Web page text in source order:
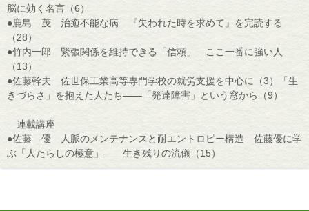
脳に効く名言（6）
●鹿島 茂 治癒不能な病 『失われた時を求めて』を完読する
（28）
●竹内一郎 緊張関係を維持できる「信頼」 ここ一番に強い人
（13）
●佐藤幹夫 佐世保工業高等専門学校の就労支援を中心に（3）「生
きづらさ」を抱えた人たち――「発達障害」という窓から（9）
連載講座
●佐藤 優 人脈のメンテナンスと耐エントロピー構造 佐藤優に学
ぶ「人たらしの極意」――生き残りの流儀（15）